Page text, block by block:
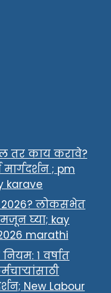
तर काय करावे?
; pm
karave
लोकसभेत
घ्या; kay
marathi
१ वर्षात
New Labour